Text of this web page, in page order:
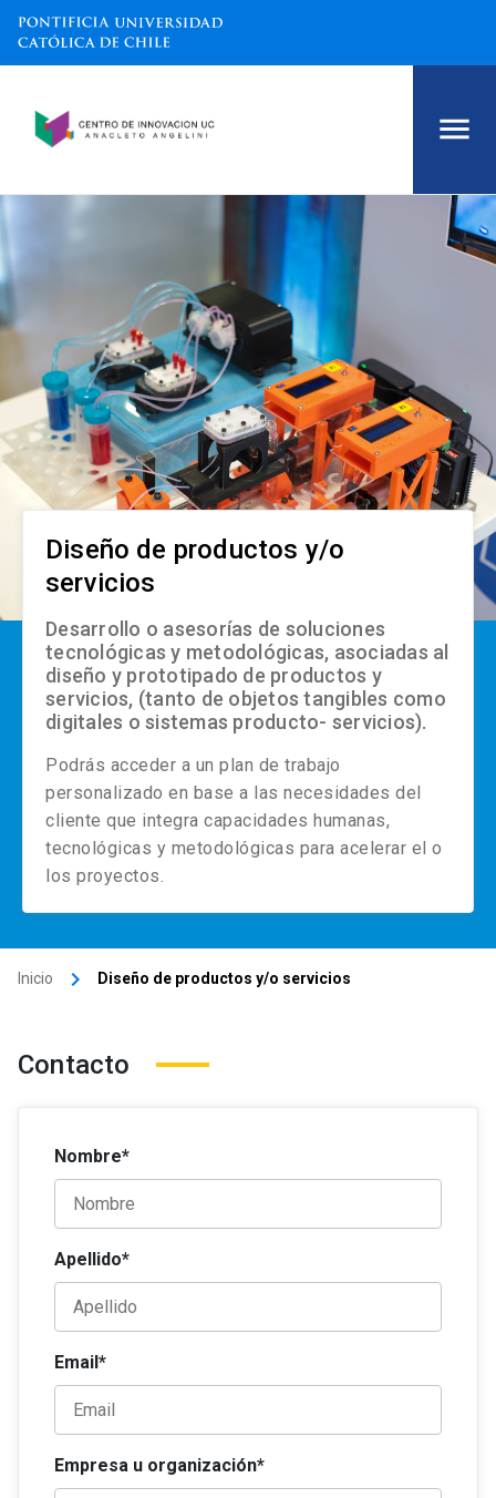
Diseño de productos y/o
servicios
Desarrollo o asesorías de soluciones
tecnológicas y metodológicas, asociadas al
diseño y prototipado de productos y
servicios, (tanto de objetos tangibles como
digitales o sistemas producto- servicios).
Podrás acceder a un plan de trabajo
personalizado en base a las necesidades del
cliente que integra capacidades humanas,
tecnológicas y metodológicas para acelerar el o
los proyectos.
Inicio keyboard_arrow_right Diseño de productos y/o servicios
Contacto
Nombre*
Apellido*
Email*
Empresa u organización*